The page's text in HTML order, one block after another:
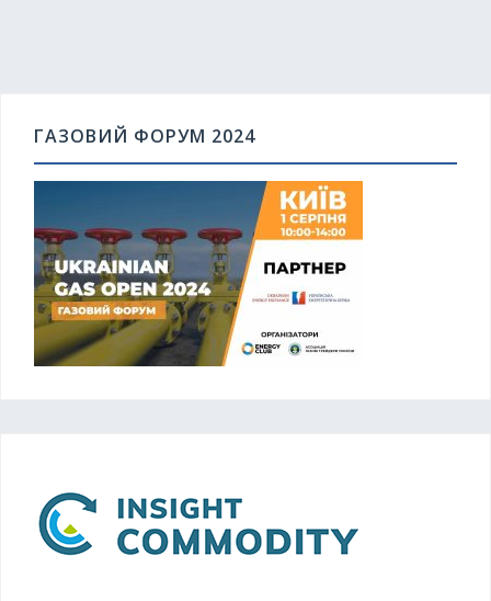
ГАЗОВИЙ ФОРУМ 2024